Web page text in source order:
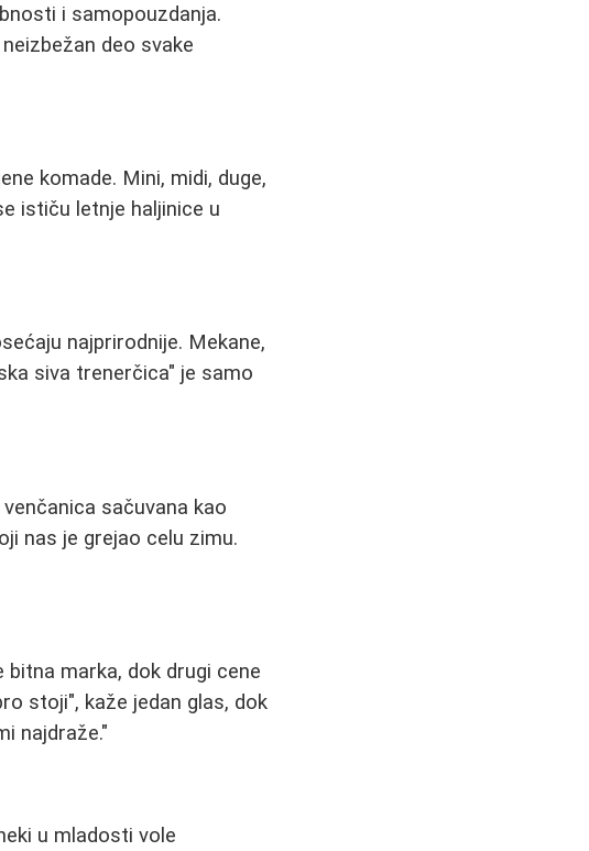
i samopouzdanja.
deo svake
komade. Mini, midi, duge,
ističu letnje haljinice u
najprirodnije. Mekane,
siva trenerčica" je samo
sačuvana kao
nas je grejao celu zimu.
bitna marka, dok drugi cene
stoji", kaže jedan glas, dok
najdraže."
u mladosti vole